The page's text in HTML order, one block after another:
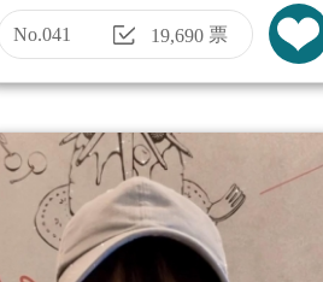
No.041 19,690票